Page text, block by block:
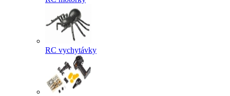
RC vychytávky